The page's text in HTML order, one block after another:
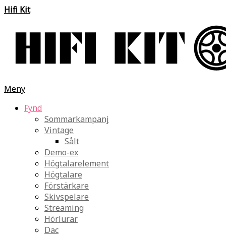
Hifi Kit
Meny
Fynd
Sommarkampanj
Vintage
Sålt
Demo-ex
Högtalarelement
Högtalare
Förstärkare
Skivspelare
Streaming
Hörlurar
Dac